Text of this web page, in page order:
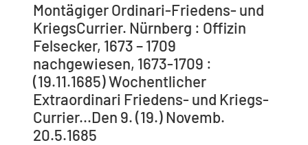
Montägiger Ordinari-Friedens- und
KriegsCurrier. Nürnberg : Offizin
Felsecker, 1673 – 1709
nachgewiesen, 1673-1709 :
(19.11.1685) Wochentlicher
Extraordinari Friedens- und Kriegs-
Currier...Den 9. (19.) Novemb.
20.5.1685